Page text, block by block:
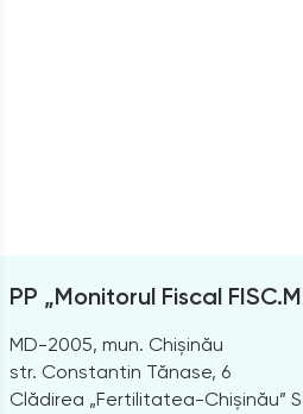
PP „Monitorul Fiscal
MD-2005, mun. Chișinău
str. Constantin Tănase, 6
Clădirea „Fertilitatea-Chișinău”